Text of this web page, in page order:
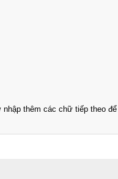
thêm các chữ tiếp theo